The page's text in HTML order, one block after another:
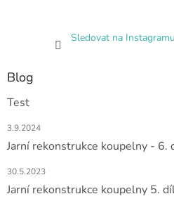
Sledovat na Instagramu
Blog
Test
3.9.2024
Jarní rekonstrukce koupelny - 6.
30.5.2023
Jarní rekonstrukce koupelny 5.